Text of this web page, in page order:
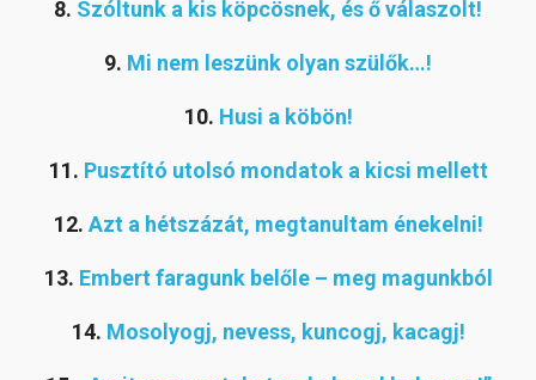
8. Szóltunk a kis köpcösnek, és ő válaszolt!
9. Mi nem leszünk olyan szülők…!
10. Husi a köbön!
11. Pusztító utolsó mondatok a kicsi mellett
12. Azt a hétszázát, megtanultam énekelni!
13. Embert faragunk belőle – meg magunkból
14. Mosolyogj, nevess, kuncogj, kacagj!